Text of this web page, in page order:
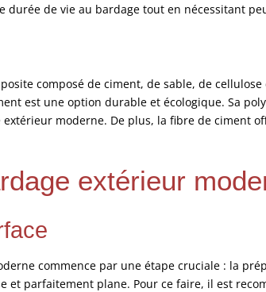
durée de vie au bardage tout en nécessitant
composé de ciment, de sable, de
est une option durable et écologique. Sa
moderne. De plus, la fibre de ciment
extérieur
commence par une étape cruciale : la
et parfaitement plane. Pour ce faire, il est